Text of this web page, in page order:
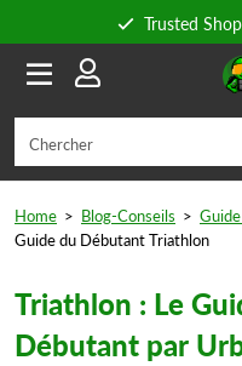
Trusted
Home > Blog-Conseils >
Guide du Débutant Triathlon
Triathlon : Le
Débutant par